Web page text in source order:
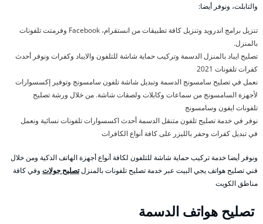
والتابلت، ونوفر أيضا:
تنزيل برامج اندرويد وتنزيل كافة تطبيقات من انستقرام، Facebook وفرمتت تلفونات
بالمنزل.
تصليح ايباد بالمنزل الدسمة وتركيب حماية شاشة للتلفون والايباد وكفرات ونوفر أحدث
كفرات تلفونات 2021
نعمل في تصليح سامسونج الدسمة وتبديل شاشة تلفون سامسونج وتوفير إكسسوارات
لأجهزة السامسونج من سماعات وكابلات ولصقات شاشة. من خلال ورشة تصليح
تلفونات ايفون وسامسونج
نوفر في خدمة تصليح تلفون متنقل الدسمة أحدث اكسسوارات تلفونات نسائية ونعمل
في تبديل كفرات وحفر بالليزر على كافة أنواع الكافرات
ونوفر أيضا خدمة تركيب حماية شاشة للتلفون لكافة أنواع أجهزة الهاتف الذكية ومن خلال
فني تصليح هواتف يجي البيت عبر خدمة تصليح تلفونات بالمنزلتصليح جولات وفي كافة
مناطق الكويت
تصليح هواتف الدسمة